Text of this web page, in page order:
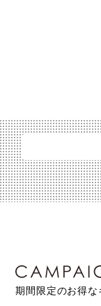
期間限定のお得な